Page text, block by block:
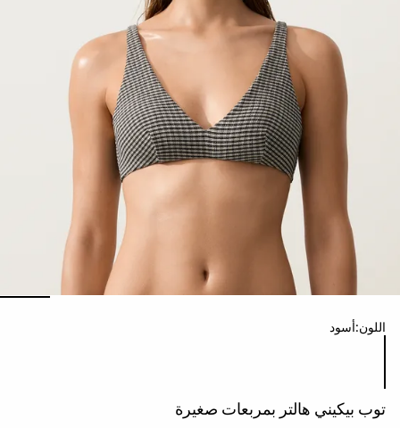
المشاهدة
النشاط
المشاهدة
الجودة
Community
افتتاحية
اللون:أسود
قائمة ألوان المنتج
توب بيكيني هالتر بمربعات صغيرة